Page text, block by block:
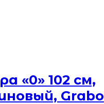
«0» 102 см,
Grabo